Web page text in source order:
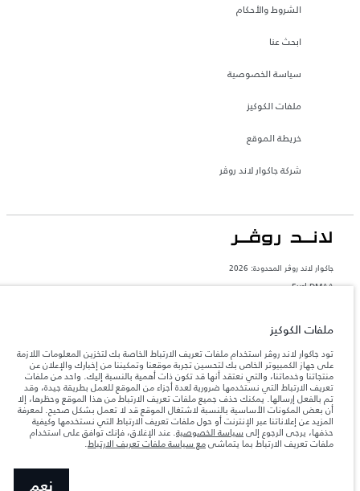
الشروط والأحكام
ابحث عنا
سياسة الخصوصية
ملفات الكوكيز
خريطة الموقع
شركة جاكوار لاند روڤر
جاكوار لاند روڨر المحدودة: 2026
Eurl DMAA
والحد الأقصى لأحمال المحور عند تحميل السيارة بالإكسسوارات والركاب والسوائل والوقود
المعلومات والمواصفات والأسعار والألوان المذكورة على هذا الموقع قد تختلف من بلد إلى
آخر، كما أنّها قد تتغير بدون إشعار مسبق. الرجاء التواصل مع وكيلنا المحلي للتأكد من توفّرها
والتحقق من الأسعار.
ملاحظة مهمة حول الصور والمواصفات. إن النقص العالمي في أشباه الموصلات يؤثر حاليًا
في مواصفات تصميم السيارات وتوفر الخيارات وتوقيتات التصاميم. هذا ظرف ديناميكي
للغاية، ونتيجة لذلك، قد لا تمثّل الصور المستخدَمة ضمن موقع الويب حاليًا المواصفات الحالية
بالكامل بالنسبة إلى الميزات والخيارات والحلية ومجموعات الألوان. يرجى استشارة وكيلك الذي
يتباين استهلك الوقود الفعلي للمركبة عن ذلك المتحقق في تلك الاختبارات كما أن هذه
ملفات الكوكيز
تود جاكوار لاند روڤر استخدام ملفات تعريف الارتباط الخاصة بك لتخزين المعلومات اللازمة
على جهاز الكمبيوتر الخاص بك لتحسين تجربة موقعنا وتمكيننا من إخبارك والإعلان عن
منتجاتنا وخدماتنا، والتي نعتقد أنها قد تكون ذات أهمية بالنسبة إليك. واحد من ملفات
تعريف الارتباط التي نستخدمها ضرورية لعدة أجزاء من الموقع للعمل بطريقة جيدة، وقد
تم بالفعل إرسالها. يمكنك حذف جميع ملفات تعريف الارتباط من هذا الموقع وحظرها، إلا
أن بعض المكونات الأساسية بالنسبة لاشتغال الموقع قد لا تعمل بشكل صحيح. لمعرفة
المزيد عن إعلاناتنا عبر الإنترنت أو حول ملفات تعريف الارتباط التي نستخدمها وكيفية
حذفها، يرجى الرجوع إلى سياسة الخصوصية. عند الإغلاق، فإنك توافق على استخدام
ملفات تعريف الارتباط بما يتماشىمع سياسة ملفات تعريف الارتباط.
نعم